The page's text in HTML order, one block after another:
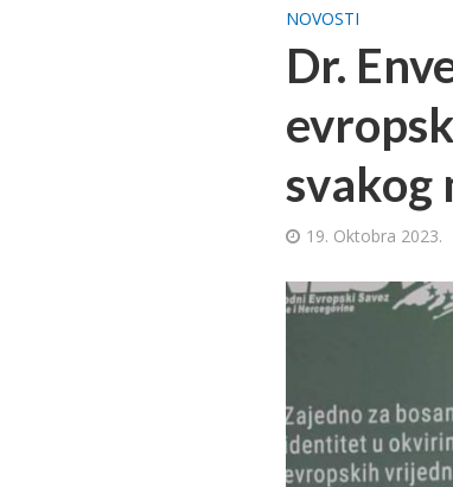
NOVOSTI
Dr.
svakog
19. Oktobra 2023.